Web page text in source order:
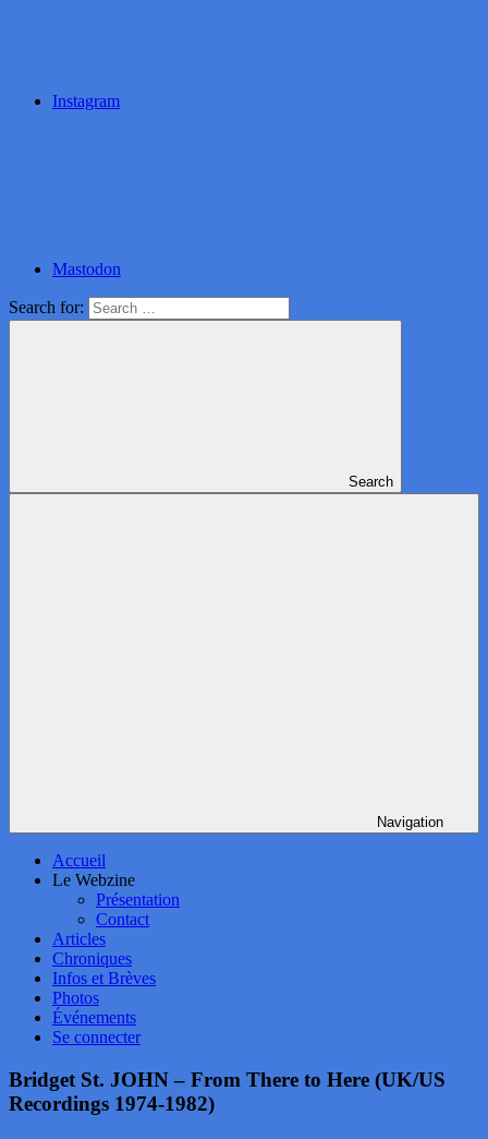
Instagram
Mastodon
Search for:
Search
Navigation
Accueil
Le Webzine
Présentation
Contact
Articles
Chroniques
Infos et Brèves
Photos
Événements
Se connecter
Bridget St. JOHN – From There to Here (UK/US
Recordings 1974-1982)